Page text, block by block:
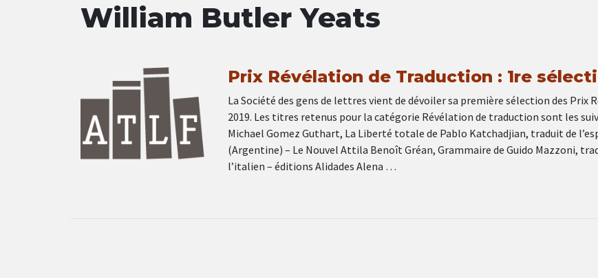
William Butler Yeats
Prix Révélation de Traduction : 1re
La Société des gens de lettres vient de dévoiler sa première sélection des Prix
2019. Les titres retenus pour la catégorie Révélation de traduction sont les
Michael Gomez Guthart, La Liberté totale de Pablo Katchadjian, traduit de
(Argentine) – Le Nouvel Attila Benoît Gréan, Grammaire de Guido Mazzoni,
l’italien – éditions Alidades Alena …